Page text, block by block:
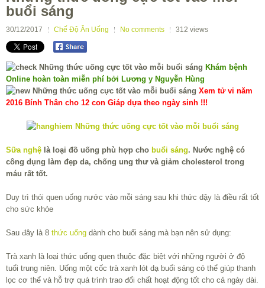
buổi sáng
30/12/2017 Chế Độ Ăn Uống No comments 312 views
Khám bệnh
Online hoàn toàn miễn phí bởi Lương y Nguyễn Hùng
Xem tử vi năm
2016 Bính Thân cho 12 con Giáp dựa theo ngày sinh !!!
Sữa nghệ là loại đồ uống phù hợp cho buổi sáng. Nước nghệ có
công dụng làm đẹp da, chống ung thư và giảm cholesterol trong
máu rất tốt.
Duy trì thói quen uống nước vào mỗi sáng sau khi thức dậy là điều rất tốt
cho sức khỏe
Sau đây là 8 thức uống dành cho buổi sáng mà bạn nên sử dụng:
Trà xanh là loại thức uống quen thuộc đặc biệt với những người ở độ
tuổi trung niên. Uống một cốc trà xanh lót dạ buổi sáng có thể giúp thanh
lọc cơ thể và hỗ trợ quá trình trao đổi chất hoạt động tốt cho cả ngày dài.